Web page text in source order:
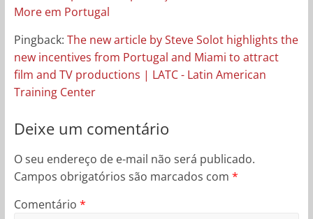
More em Portugal
Pingback: The new article by Steve Solot highlights the
new incentives from Portugal and Miami to attract
film and TV productions | LATC - Latin American
Training Center
Deixe um comentário
O seu endereço de e-mail não será publicado.
Campos obrigatórios são marcados com *
Comentário *